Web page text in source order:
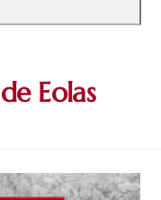
Eolas